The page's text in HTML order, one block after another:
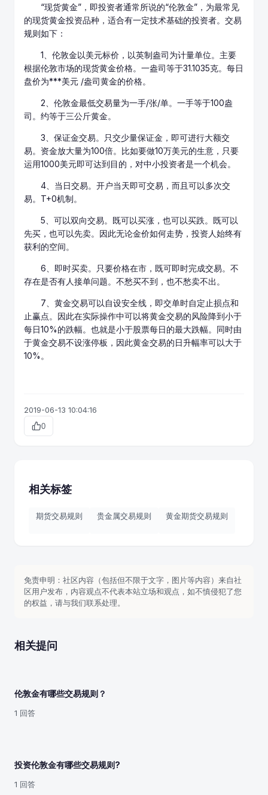
“现货黄金”，即投资者通常所说的“伦敦金”，为最常见
的现货黄金投资品种，适合有一定技术基础的投资者。交易
规则如下：
1、伦敦金以美元标价，以英制盎司为计量单位。主要
根据伦敦市场的现货黄金价格。一盎司等于31.1035克。每日
盘价为***美元 /盎司黄金的价格。
2、伦敦金最低交易量为一手/张/单。一手等于100盎
司。约等于三公斤黄金。
3、保证金交易。只交少量保证金，即可进行大额交
易。资金放大量为100倍。比如要做10万美元的生意，只要
运用1000美元即可达到目的，对中小投资者是一个机会。
4、当日交易。开户当天即可交易，而且可以多次交
易。T+0机制。
5、可以双向交易。既可以买涨，也可以买跌。既可以
先买，也可以先卖。因此无论金价如何走势，投资人始终有
获利的空间。
6、即时买卖。只要价格在市，既可即时完成交易。不
存在是否有人接单问题。不愁买不到，也不愁卖不出。
7、黄金交易可以自设安全线，即交单时自定止损点和
止赢点。因此在实际操作中可以将黄金交易的风险降到小于
每日10%的跌幅。也就是小于股票每日的最大跌幅。同时由
于黄金交易不设涨停板，因此黄金交易的日升幅率可以大于
10%。
2019-06-13 10:04:16
0
相关标签
期货交易规则 贵金属交易规则 黄金期货交易规则
免责申明：社区内容（包括但不限于文字，图片等内容）来自社
区用户发布，内容观点不代表本站立场和观点，如不慎侵犯了您
的权益，请与我们联系处理。
相关提问
伦敦金有哪些交易规则？
1 回答
投资伦敦金有哪些交易规则?
1 回答